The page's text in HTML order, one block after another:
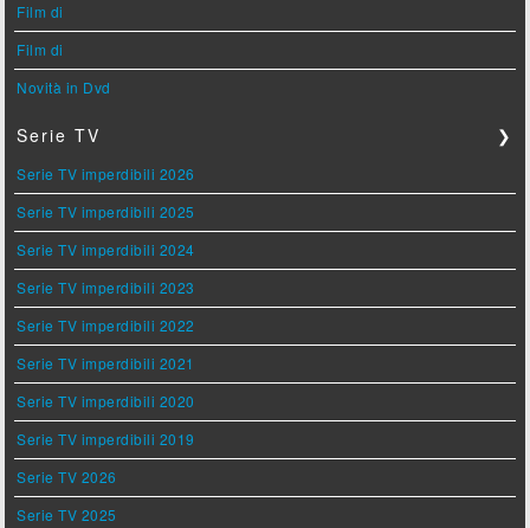
Film di
Film di
Novità in Dvd
Serie TV ❯
Serie TV imperdibili 2026
Serie TV imperdibili 2025
Serie TV imperdibili 2024
Serie TV imperdibili 2023
Serie TV imperdibili 2022
Serie TV imperdibili 2021
Serie TV imperdibili 2020
Serie TV imperdibili 2019
Serie TV 2026
Serie TV 2025